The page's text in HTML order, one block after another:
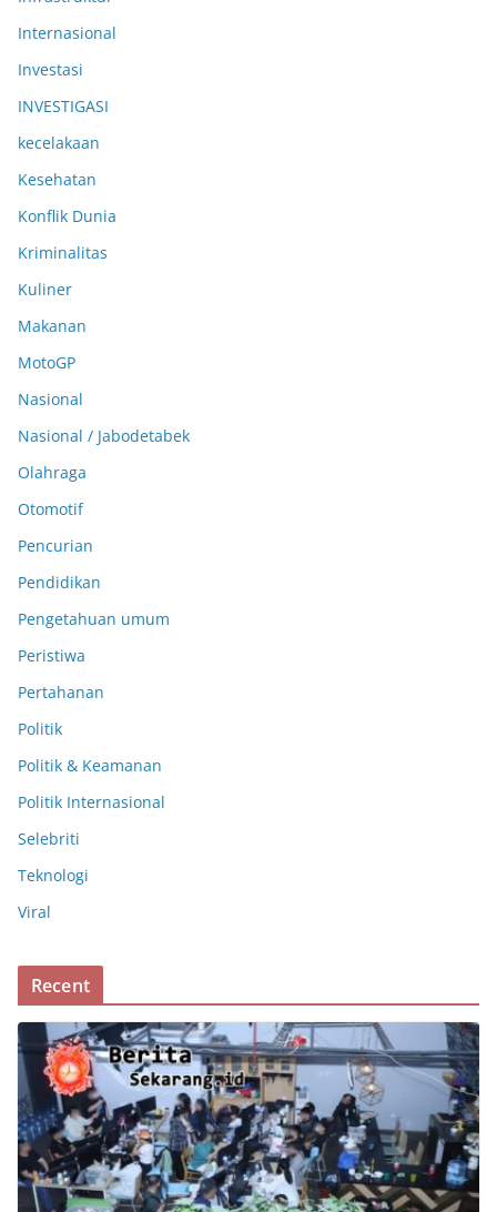
Internasional
Investasi
INVESTIGASI
kecelakaan
Kesehatan
Konflik Dunia
Kriminalitas
Kuliner
Makanan
MotoGP
Nasional
Nasional / Jabodetabek
Olahraga
Otomotif
Pencurian
Pendidikan
Pengetahuan umum
Peristiwa
Pertahanan
Politik
Politik & Keamanan
Politik Internasional
Selebriti
Teknologi
Viral
Recent